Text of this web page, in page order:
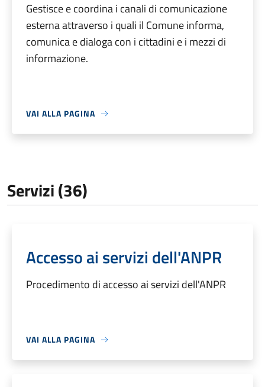
Gestisce e coordina i canali di comunicazione
esterna attraverso i quali il Comune informa,
comunica e dialoga con i cittadini e i mezzi di
informazione.
VAI ALLA PAGINA
Servizi (36)
Accesso ai servizi dell'ANPR
Procedimento di accesso ai servizi dell'ANPR
VAI ALLA PAGINA